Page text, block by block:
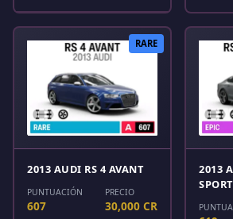
RARE
2013 AUDI RS 4 AVANT
PUNTUACIÓN
607
PRECIO
30,000 CR
2013